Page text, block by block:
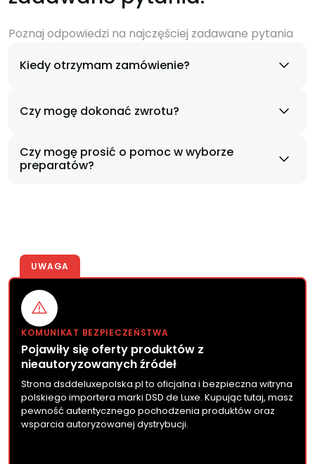
Poznaj odpowiedzi na najczęściej zadawane pytania
Kiedy otrzymam zamówienie?
Czy mogę dokonać zwrotu?
Czy mogę prosić o pomoc w wyborze
preparatów?
UWAGA
KOMUNIKAT BEZPIECZEŃSTWA
Pojawiły się oferty produktów z
nieautoryzowanych źródeł
Strona dsddeluxepolska.pl to oficjalna i bezpieczna witryna
polskiego importera marki DSD de Luxe. Kupując tutaj, masz
pewność autentycznego pochodzenia produktów oraz
wsparcia autoryzowanej dystrybucji.